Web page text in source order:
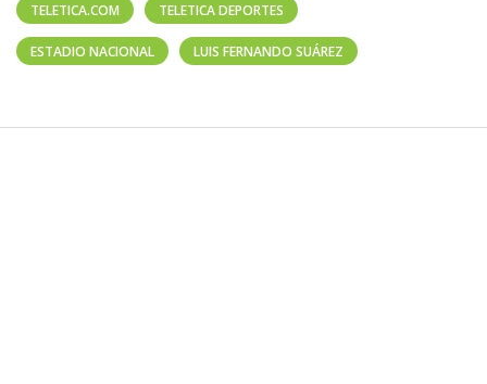
TELETICA.COM TELETICA DEPORTES
ESTADIO NACIONAL LUIS FERNANDO SUÁREZ